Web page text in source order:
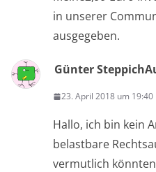
in unserer
ausgegeben.
Günter Steppich
23. April 2018 um 19:40
Hallo, ich bin kein
belastbare
vermutlich